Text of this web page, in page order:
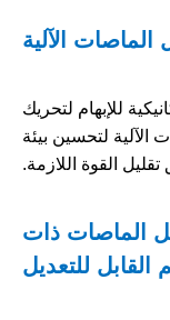
الماصات الآلية
للإبهام لتحريك
الآلية لتحسين بيئة
القوة اللازمة.
الماصات ذات
القابل للتعديل